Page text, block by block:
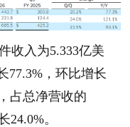
入为5.333亿美
77.3%，环比增长
占总净营收的
24.0%。